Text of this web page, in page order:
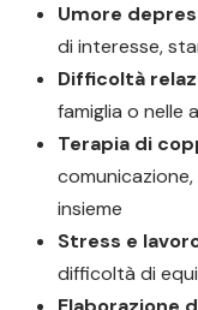
Umore
di interesse,
Difficoltà
famiglia o nelle
Terapia di
insieme
Stress e
difficoltà di